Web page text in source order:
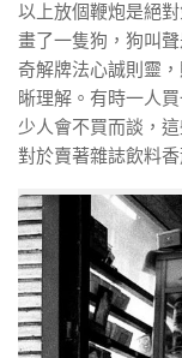
以上放個鞭炮是絕
畫了一隻狗，狗叫
奇解牌法心誠則靈
晰理解。有時一人
少人會不買而談，
對於賣著雜誌飲料